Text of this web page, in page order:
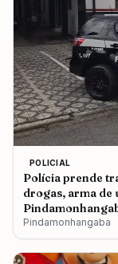
POLICIAL
Polícia prende
drogas, arma de
Pindamonhangaba